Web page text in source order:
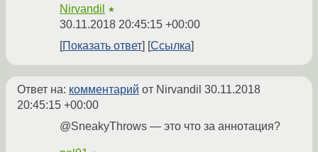
Nirvandil ★
30.11.2018 20:45:15 +00:00
Показать ответ
Ссылка
Ответ на: комментарий от Nirvandil 30.11.2018
20:45:15 +00:00
@SneakyThrows — это что за аннотация?